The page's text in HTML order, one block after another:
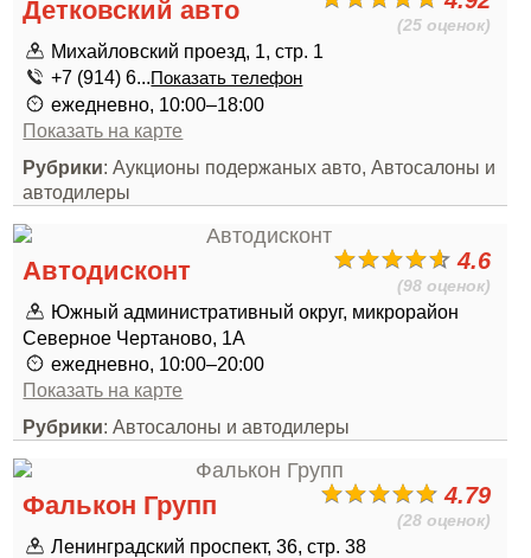
(25 оценок)
Детковский авто
Михайловский проезд, 1, стр. 1
+7 (914) 6...Показать телефон
ежедневно, 10:00–18:00
Показать на карте
Рубрики: Аукционы подержаных авто, Автосалоны и
автодилеры
4.6
(98 оценок)
Автодисконт
Южный административный округ, микрорайон
Северное Чертаново, 1А
ежедневно, 10:00–20:00
Показать на карте
Рубрики: Автосалоны и автодилеры
4.79
(28 оценок)
Фалькон Групп
Ленинградский проспект, 36, стр. 38